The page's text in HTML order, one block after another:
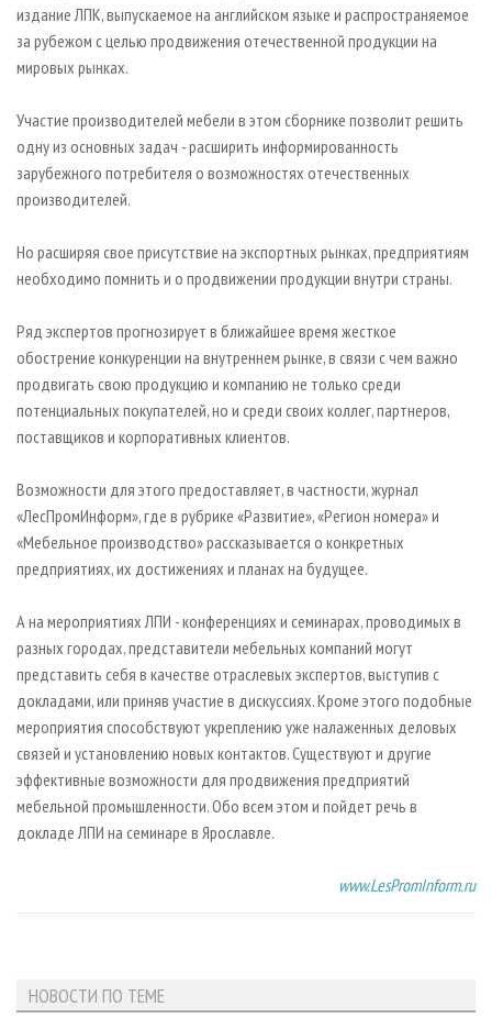
издание ЛПК, выпускаемое на английском языке и распространяемое
за рубежом с целью продвижения отечественной продукции на
мировых рынках.
Участие производителей мебели в этом сборнике позволит решить
одну из основных задач - расширить информированность
зарубежного потребителя о возможностях отечественных
производителей.
Но расширяя свое присутствие на экспортных рынках, предприятиям
необходимо помнить и о продвижении продукции внутри страны.
Ряд экспертов прогнозирует в ближайшее время жесткое
обострение конкуренции на внутреннем рынке, в связи с чем важно
продвигать свою продукцию и компанию не только среди
потенциальных покупателей, но и среди своих коллег, партнеров,
поставщиков и корпоративных клиентов.
Возможности для этого предоставляет, в частности, журнал
«ЛесПромИнформ», где в рубрике «Развитие», «Регион номера» и
«Мебельное производство» рассказывается о конкретных
предприятиях, их достижениях и планах на будущее.
А на мероприятиях ЛПИ - конференциях и семинарах, проводимых в
разных городах, представители мебельных компаний могут
представить себя в качестве отраслевых экспертов, выступив с
докладами, или приняв участие в дискуссиях. Кроме этого подобные
мероприятия способствуют укреплению уже налаженных деловых
связей и установлению новых контактов. Существуют и другие
эффективные возможности для продвижения предприятий
мебельной промышленности. Обо всем этом и пойдет речь в
докладе ЛПИ на семинаре в Ярославле.
www.LesPromInform.ru
НОВОСТИ ПО ТЕМЕ